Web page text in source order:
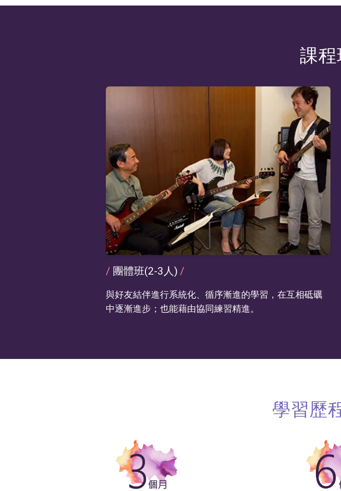
課程
/ 團體班(2-3人) /
與好友結伴進行系統化、循序漸進的學習，在互相砥礪
中逐漸進步；也能藉由協同練習精進。
學習歷